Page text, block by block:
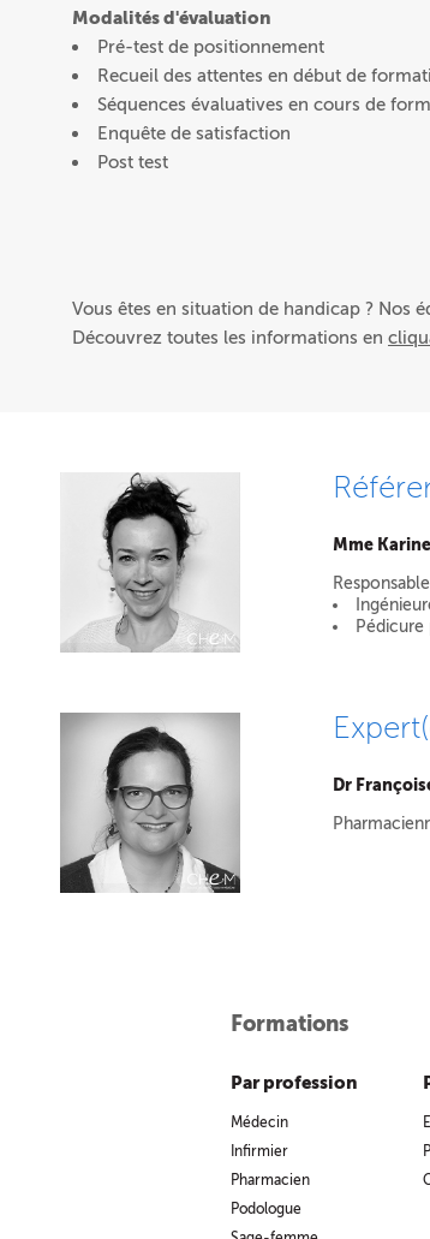
Modalités d'évaluation
Pré-test de positionnement
Recueil des attentes en début de
Séquences évaluatives en cours de
Enquête de satisfaction
Post test
Vous êtes en situation de handicap ? Nos
Découvrez toutes les informations en
Mme Karine
Dr
Formations
Par profession
Médecin
Infirmier
Pharmacien
Podologue